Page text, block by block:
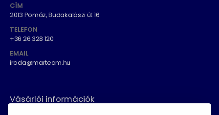
CÍM
2013 Pomáz, Budakalászi út 16.
TELEFON
+36 26 328 120
EMAIL
iroda@marteam.hu
Vásárlói információk